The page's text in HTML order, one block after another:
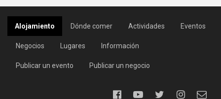
Alojamiento Dónde comer Actividades Eventos
Negocios Lugares Información
Publicar un evento Publicar un negocio